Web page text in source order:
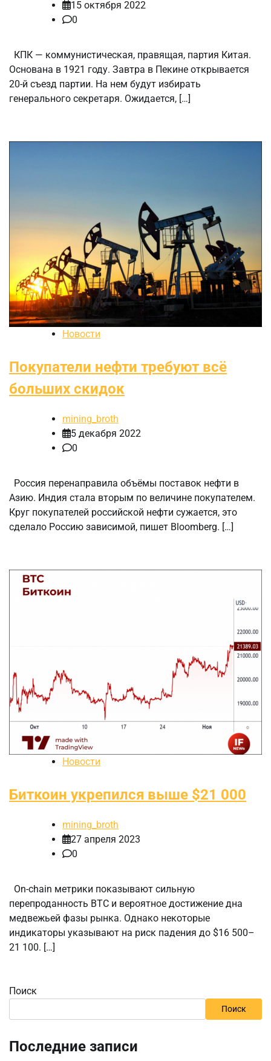
15 октября 2022
0
КПК — коммунистическая, правящая, партия Китая.
Основана в 1921 году. Завтра в Пекине открывается
20-й съезд партии. На нем будут избирать
генерального секретаря. Ожидается, […]
Новости
Покупатели нефти требуют всё
больших скидок
mining_broth
5 декабря 2022
0
Россия перенаправила объёмы поставок нефти в
Азию. Индия стала вторым по величине покупателем.
Круг покупателей российской нефти сужается, это
сделало Россию зависимой, пишет Bloomberg. […]
Новости
Биткоин укрепился выше $21 000
mining_broth
27 апреля 2023
0
On-chain метрики показывают сильную
перепроданность BTC и вероятное достижение дна
медвежьей фазы рынка. Однако некоторые
индикаторы указывают на риск падения до $16 500–
21 100. […]
Поиск
Поиск
Последние записи